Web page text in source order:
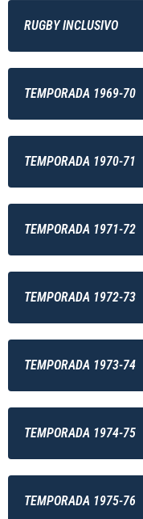
RUGBY INCLUSIVO
TEMPORADA 1969-70
TEMPORADA 1970-71
TEMPORADA 1971-72
TEMPORADA 1972-73
TEMPORADA 1973-74
TEMPORADA 1974-75
TEMPORADA 1975-76